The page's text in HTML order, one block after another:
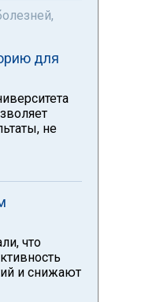
для
не
что
и снижают